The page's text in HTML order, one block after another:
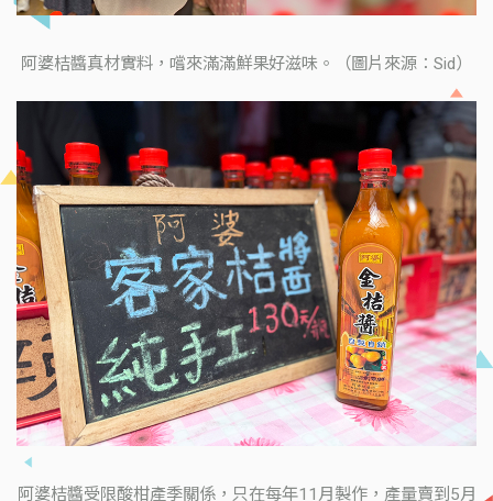
阿婆桔醬真材實料，嚐來滿滿鮮果好滋味。（圖片來源：Sid）
阿婆桔醬受限酸柑產季關係，只在每年11月製作，產量賣到5月